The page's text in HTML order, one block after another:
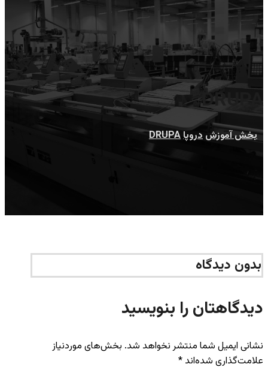
DRUPA
بخش آموزش دروپاDRUPA
بدون دیدگاه
دیدگاهتان را بنویسید
نشانی ایمیل شما منتشر نخواهد شد. بخش‌های موردنیاز
علامت‌گذاری شده‌اند *